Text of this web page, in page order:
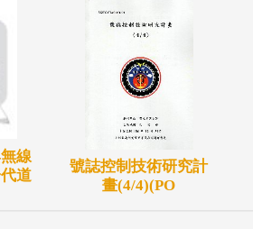
線
道
號誌控制技術研究計
畫(4/4)(PO